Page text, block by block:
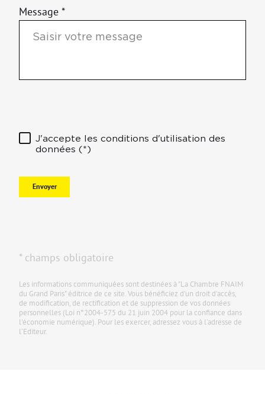
Message *
J'accepte les conditions d'utilisation des
données (*)
Envoyer
* champs obligatoire
Les informations communiquées sont destinées à "La Chambre FNAIM
du Grand Paris" éditrice de ce site. Vous bénéficiez d'un droit d'accès,
de modification, de rectification et de suppression de vos données
personnelles (Loi n°2004-575 du 21 juin 2004 pour la confiance dans
l'économie numérique). Pour les exercer, adressez vous à l’adresse de
l’Editeur.